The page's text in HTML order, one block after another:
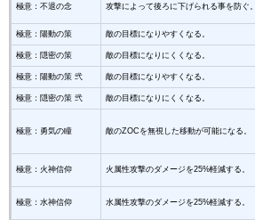
極意：不退の念 攻撃によって後ろに下げられる事を防ぐ。
極意：陽動の策 敵の目標になりやすくなる。
極意：隠密の策 敵の目標になりにくくなる。
極意：陽動の策 弐 敵の目標になりやすくなる。
極意：隠密の策 弐 敵の目標になりにくくなる。
極意：勇気の瞳 敵のZOCを無視した移動が可能になる。
極意：火神信仰 火属性攻撃のダメージを25%軽減する。
極意：水神信仰 水属性攻撃のダメージを25%軽減する。